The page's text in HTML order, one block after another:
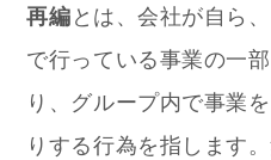
再編 とは、会社が自ら
で行っている事業の一
り、グループ内で事業
りする行為を指します